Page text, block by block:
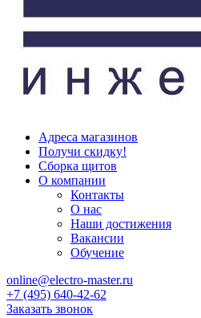
Адреса магазинов
Получи скидку!
Сборка щитов
О компании
Контакты
О нас
Наши достижения
Вакансии
Обучение
online@electro-master.ru
+7 (495) 640-42-62
Заказать звонок